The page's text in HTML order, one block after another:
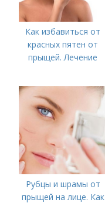
Как избавиться от
красных пятен от
прыщей. Лечение
Рубцы и шрамы от
прыщей на лице. Как